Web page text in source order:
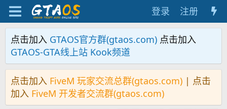
登录 注册
点击加入 GTAOS官方群(gtaos.com) 点击加入
GTAOS-GTA线上站 Kook频道
点击加入 FiveM 玩家交流总群(gtaos.com) | 点击
加入 FiveM 开发者交流群(gtaos.com)